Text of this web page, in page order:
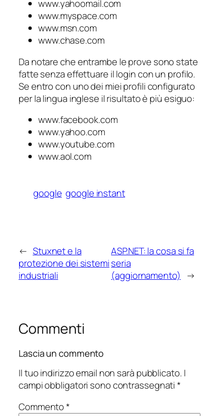
www.yahoomail.com
www.myspace.com
www.msn.com
www.chase.com
Da notare che entrambe le prove sono state
fatte senza effettuare il login con un profilo.
Se entro con uno dei miei profili configurato
per la lingua inglese il risultato è più esiguo:
www.facebook.com
www.yahoo.com
www.youtube.com
www.aol.com
google google instant
← Stuxnet e la
protezione dei sistemi
industriali
ASP.NET: la cosa si fa
seria
(aggiornamento) →
Commenti
Lascia un commento
Il tuo indirizzo email non sarà pubblicato. I
campi obbligatori sono contrassegnati*
Commento*